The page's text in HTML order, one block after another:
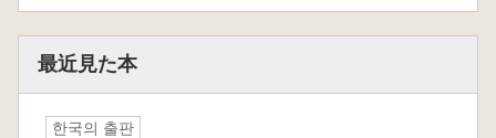
最近見た本
한국의 출판